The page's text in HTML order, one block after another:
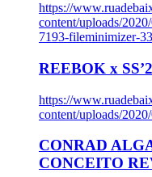
https://
content/uploads/
7193-fileminimizer-
REEBOK x
https://
content/uploads/
CONRAD
CONCEITO